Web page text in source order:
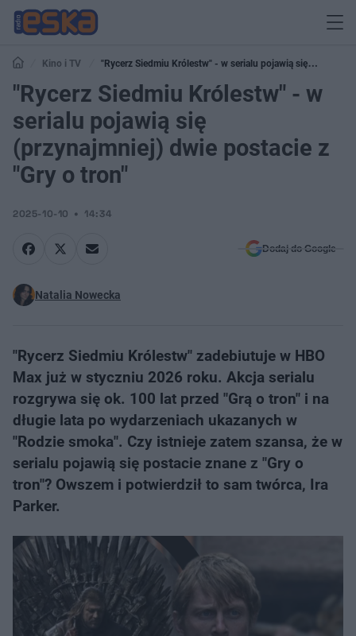
Kino i TV
"Rycerz Siedmiu Królestw" - w serialu pojawią się
(przynajmniej) dwie postacie z "Gry o tron"
"Rycerz Siedmiu Królestw" - w
serialu pojawią się
(przynajmniej) dwie postacie z
"Gry o tron"
2025-10-10 14:34
Dodaj do Google
Natalia Nowecka
"Rycerz Siedmiu Królestw" zadebiutuje w HBO
Max już w styczniu 2026 roku. Akcja serialu
rozgrywa się ok. 100 lat przed "Grą o tron" i na
długie lata po wydarzeniach ukazanych w
"Rodzie smoka". Czy istnieje zatem szansa, że w
serialu pojawią się postacie znane z "Gry o
tron"? Owszem i potwierdził to sam twórca, Ira
Parker.